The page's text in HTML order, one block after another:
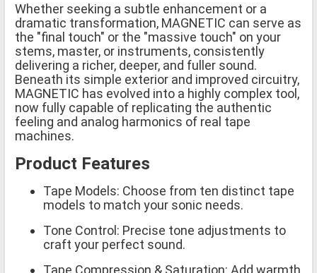
Whether seeking a subtle enhancement or a
dramatic transformation, MAGNETIC can serve as
the "final touch" or the "massive touch" on your
stems, master, or instruments, consistently
delivering a richer, deeper, and fuller sound.
Beneath its simple exterior and improved circuitry,
MAGNETIC has evolved into a highly complex tool,
now fully capable of replicating the authentic
feeling and analog harmonics of real tape
machines.
Product Features
Tape Models: Choose from ten distinct tape
models to match your sonic needs.
Tone Control: Precise tone adjustments to
craft your perfect sound.
Tape Compression & Saturation: Add warmth